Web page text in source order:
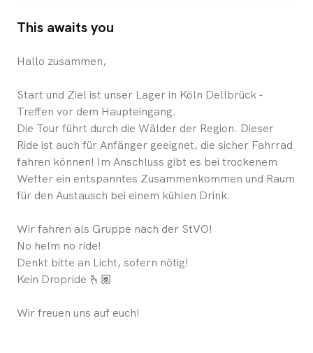
This awaits you
Hallo zusammen,
Start und Ziel ist unser Lager in Köln Dellbrück -
Treffen vor dem Haupteingang.
Die Tour führt durch die Wälder der Region. Dieser
Ride ist auch für Anfänger geeignet, die sicher Fahrrad
fahren können! Im Anschluss gibt es bei trockenem
Wetter ein entspanntes Zusammenkommen und Raum
für den Austausch bei einem kühlen Drink.
Wir fahren als Gruppe nach der StVO!
No helm no ride!
Denkt bitte an Licht, sofern nötig!
Kein Dropride 🫰🏽
Wir freuen uns auf euch!